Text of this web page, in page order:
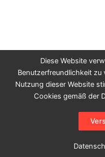
Diese Website
Benutzerfreundlichkeit zu
Nutzung dieser Website
Cookies gemäß der